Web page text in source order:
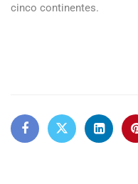
cinco continentes.